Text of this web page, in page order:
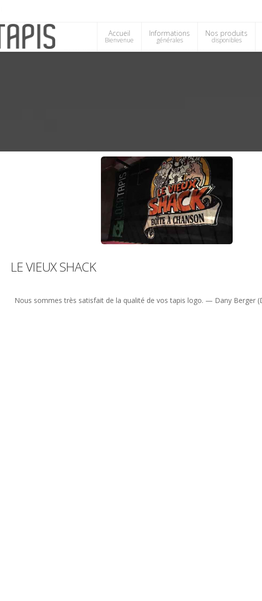
Accueil
Bienvenue
Informations
générales
Nos produits
disponibles
LE VIEUX SHACK
Nous sommes très satisfait de la qualité de vos tapis logo. — Dany Berger